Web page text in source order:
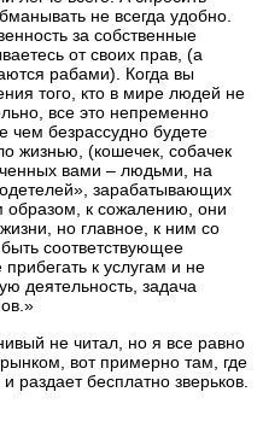
не всегда удобно.
за собственные
от своих прав, (а
рабами). Когда вы
того, кто в мире людей не
все это непременно
чем безрассудно будете
жизнью, (кошечек, собачек
вами – людьми, на
зарабатывающих
к сожалению, они
но главное, к ним со
соответствующее
к услугам и не
деятельность, задача
не читал, но я все равно
вот примерно там, где
раздает бесплатно зверьков.